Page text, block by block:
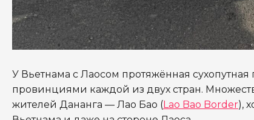
У Вьетнама с Лаосом протяжённая
провинциями каждой из двух стран.
жителей Дананга — Лао Бао (Lao Bao Border),